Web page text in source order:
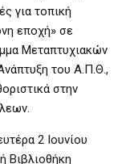
για τοπική
εποχή» σε
Μεταπτυχιακών
του Α.Π.Θ.,
στην
2 Ιουνίου
Βιβλιοθήκη